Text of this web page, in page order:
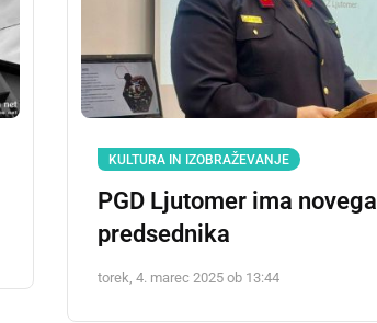
KULTURA IN IZOBRAŽEVANJE
PGD Ljutomer ima novega
predsednika
torek, 4. marec 2025 ob 13:44